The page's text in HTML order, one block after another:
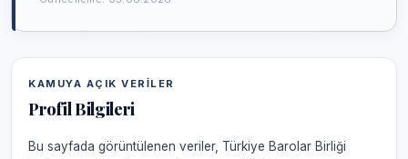
KAMUYA AÇIK VERILER
Profil Bilgileri
Bu sayfada görüntülenen veriler, Türkiye Barolar Birliği